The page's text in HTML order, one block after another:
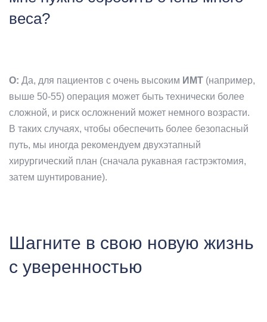
веса?
О: Да, для пациентов с очень высоким ИМТ (например,
выше 50-55) операция может быть технически более
сложной, и риск осложнений может немного возрасти.
В таких случаях, чтобы обеспечить более безопасный
путь, мы иногда рекомендуем двухэтапный
хирургический план (сначала рукавная гастрэктомия,
затем шунтирование).
Шагните в свою новую жизнь
с уверенностью